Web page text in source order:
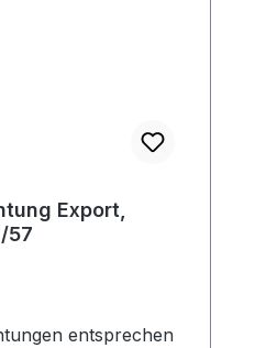
Export,
57
entsprechen